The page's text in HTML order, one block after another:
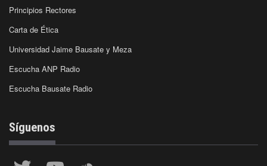
Principios Rectores
Carta de Ética
Universidad Jaime Bausate y Meza
Escucha ANP Radio
Escucha Bausate Radio
Síguenos